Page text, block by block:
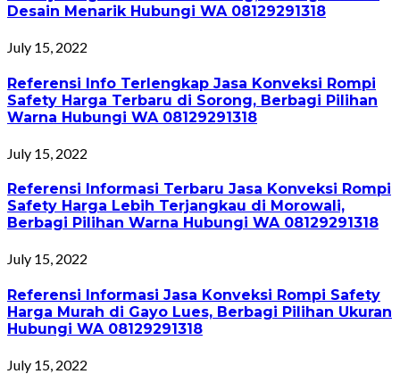
Desain Menarik Hubungi WA 08129291318
July 15, 2022
Referensi Info Terlengkap Jasa Konveksi Rompi
Safety Harga Terbaru di Sorong, Berbagi Pilihan
Warna Hubungi WA 08129291318
July 15, 2022
Referensi Informasi Terbaru Jasa Konveksi Rompi
Safety Harga Lebih Terjangkau di Morowali,
Berbagi Pilihan Warna Hubungi WA 08129291318
July 15, 2022
Referensi Informasi Jasa Konveksi Rompi Safety
Harga Murah di Gayo Lues, Berbagi Pilihan Ukuran
Hubungi WA 08129291318
July 15, 2022